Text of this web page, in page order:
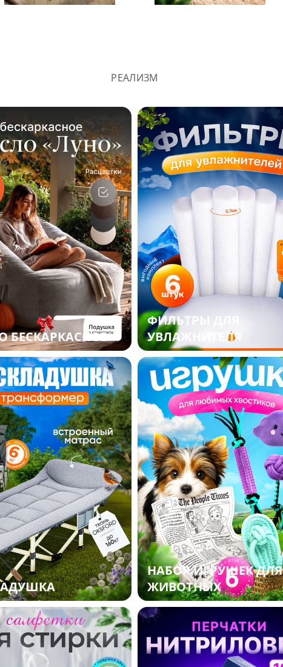
РЕАЛИЗМ
БЕСКАРКАСНОЕ
ФИЛЬТРЫ ДЛЯ
УВЛАЖНИТЕЛЯ
НАБОР ИГРУШЕК ДЛЯ
ЖИВОТНЫХ